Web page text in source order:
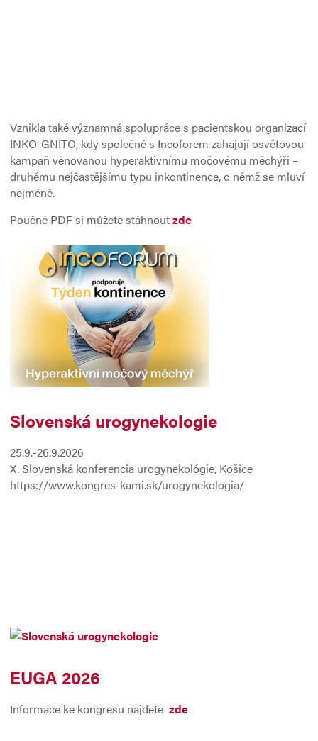
Vznikla také významná spolupráce s pacientskou organizací
INKO-GNITO, kdy společně s Incoforem zahajují osvětovou
kampaň věnovanou hyperaktivnímu močovému měchýři –
druhému nejčastějšímu typu inkontinence, o němž se mluví
nejméně.
Poučné PDF si můžete stáhnoutzde
Slovenská urogynekologie
25.9.-26.9.2026
X. Slovenská konferencia urogynekológie, Košice
https://www.kongres-kami.sk/urogynekologia/
EUGA 2026
Informace ke kongresu najdete zde